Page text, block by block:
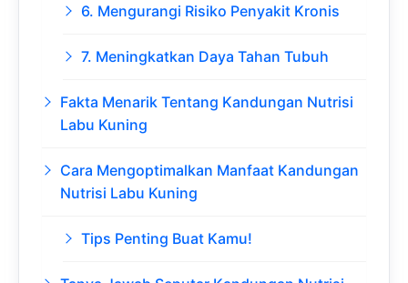
6. Mengurangi Risiko Penyakit Kronis
7. Meningkatkan Daya Tahan Tubuh
Fakta Menarik Tentang Kandungan Nutrisi
Labu Kuning
Cara Mengoptimalkan Manfaat Kandungan
Nutrisi Labu Kuning
Tips Penting Buat Kamu!